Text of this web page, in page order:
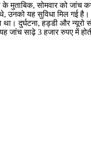
सोमवार को जांच
उनको यह सुविधा मिल गई है।
दुर्घटना, हड्डी और न्यूरो
जांच साढ़े 3 हजार रुपए में